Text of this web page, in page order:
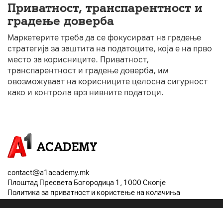
Приватност, транспарентност и
градење доверба
Маркетерите треба да се фокусираат на градење
стратегија за заштита на податоците, која е на прво
место за корисниците. Приватност,
транспарентност и градење доверба, им
овозможуваат на корисниците целосна сигурност
како и контрола врз нивните податоци.
contact@a1academy.mk
Плоштад Пресвета Богородица 1, 1000 Скопје
Политика за приватност и користење на колачиња